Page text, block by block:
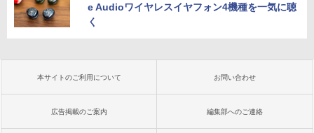
e Audioワイヤレスイヤフォン4機種を一気に聴
く
本サイトのご利用について お問い合わせ
広告掲載のご案内 編集部へのご連絡